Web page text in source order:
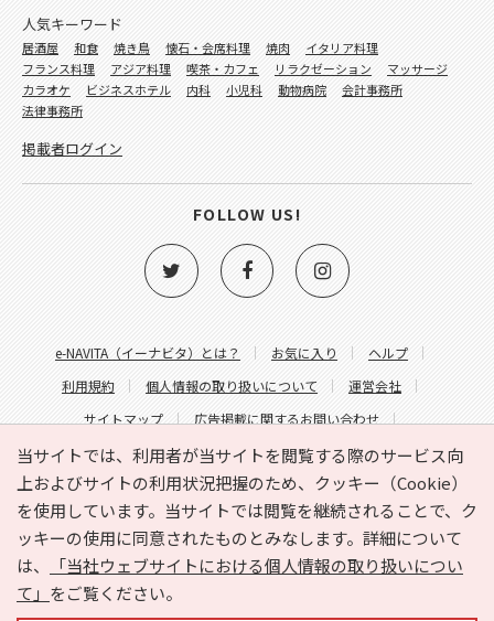
当サイトでは、利用者が当サイトを閲覧する際のサービス向
上およびサイトの利用状況把握のため、クッキー（Cookie）
を使用しています。当サイトでは閲覧を継続されることで、ク
ッキーの使用に同意されたものとみなします。詳細について
は、
「当社ウェブサイトにおける個人情報の取り扱いについ
て」 をご覧ください。
e-NAVITA（イーナビタ）とは？ お気に入り
ヘルプ
利用規約
個人情報の取り扱いについて
運営会社
サイトマップ
広告掲載に関するお問い合わせ
サイトの内容に関するお問い合わせ
人気キーワード
居酒屋 和食 焼き鳥 懐石・会席料理 焼肉
イタリア料理
フランス料理
アジア料理 喫茶・カフェ リラクゼーション
マッサージ
カラオケ
ビジネスホテル 内科 小児科 動物病院
会計事務所
法律事務所
掲載者ログイン
FOLLOW US!
Copyright © HYOJITO.Co.,Ltd. All Rights Reserved.